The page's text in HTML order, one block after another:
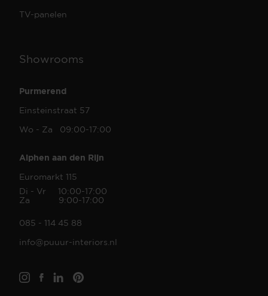
TV-panelen
Showrooms
Purmerend
Einsteinstraat 57
Wo - Za 09:00-17:00
Alphen aan den Rijn
Euromarkt 115
Di - Vr 10:00-17:00
Za 9:00-17:00
085 - 114 45 88
info@puuur-interiors.nl